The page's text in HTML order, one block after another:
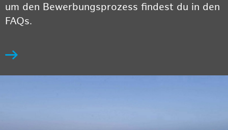
um den Bewerbungsprozess findest du in den
FAQs.